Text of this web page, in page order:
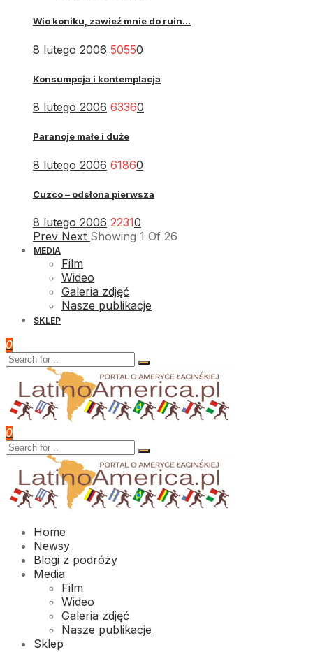
Wio koniku, zawieź mnie do ruin...
8 lutego 2006 50550
Konsumpcja i kontemplacja
8 lutego 2006 63360
Paranoje małe i duże
8 lutego 2006 61860
Cuzco – odsłona pierwsza
8 lutego 2006 22310
Prev Next Showing 1 Of 26
MEDIA
Film
Wideo
Galeria zdjęć
Nasze publikacje
SKLEP
0
0
Home
Newsy
Blogi z podróży
Media
Film
Wideo
Galeria zdjęć
Nasze publikacje
Sklep